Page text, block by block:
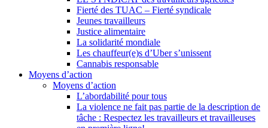
Fierté des TUAC – Fierté syndicale
Jeunes travailleurs
Justice alimentaire
La solidarité mondiale
Les chauffeur(e)s d’Uber s’unissent
Cannabis responsable
Moyens d’action
Moyens d’action
L’abordabilité pour tous
La violence ne fait pas partie de la description de
tâche : Respectez les travailleurs et travailleuses